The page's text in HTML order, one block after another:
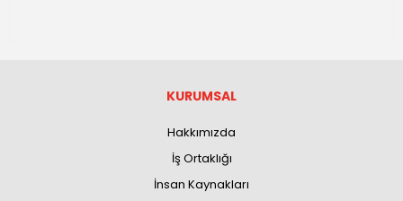
KURUMSAL
Hakkımızda
İş Ortaklığı
İnsan Kaynakları